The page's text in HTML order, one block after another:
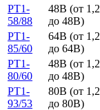
PT1-
58/88
48В (от
до 48В)
PT1-
85/60
64В (от
до 64В)
PT1-
80/60
48В (от
до 48В)
PT1-
93/53
80В (от
до 80В)